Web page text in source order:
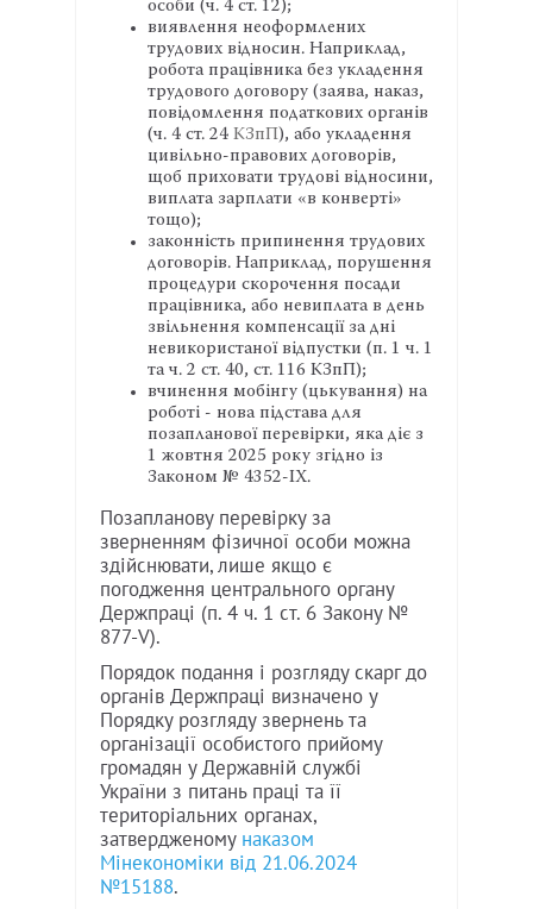
особи (ч. 4 ст. 12);
виявлення неоформлених
трудових відносин. Наприклад,
робота працівника без укладення
трудового договору (заява, наказ,
повідомлення податкових органів
(ч. 4 ст. 24 КЗпП), або укладення
цивільно-правових договорів,
щоб приховати трудові відносини,
виплата зарплати «в конверті»
тощо);
законність припинення трудових
договорів. Наприклад, порушення
процедури скорочення посади
працівника, або невиплата в день
звільнення компенсації за дні
невикористаної відпустки (п. 1 ч. 1
та ч. 2 ст. 40, ст. 116 КЗпП);
вчинення мобінгу (цькування) на
роботі - нова підстава для
позапланової перевірки, яка діє з
1 жовтня 2025 року згідно із
Законом № 4352-IX.
Позапланову перевірку за
зверненням фізичної особи можна
здійснювати, лише якщо є
погодження центрального органу
Держпраці (п. 4 ч. 1 ст. 6 Закону №
877-V).
Порядок подання і розгляду скарг до
органів Держпраці визначено у
Порядку розгляду звернень та
організації особистого прийому
громадян у Державній службі
України з питань праці та її
територіальних органах,
затвердженому наказом
Мінекономіки від 21.06.2024
№15188.